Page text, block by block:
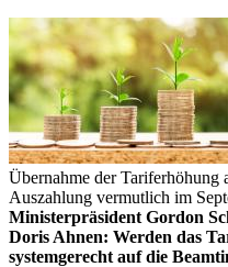
Übernahme der Tariferhöhung
Auszahlung vermutlich im
Ministerpräsident Gordon
Doris Ahnen: Werden das
systemgerecht auf die